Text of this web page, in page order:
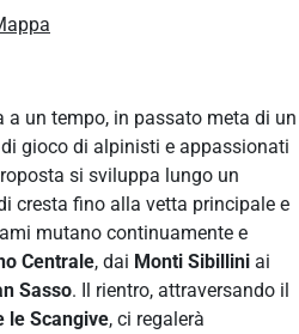
a un tempo, in passato meta di un
gioco di alpinisti e appassionati
si sviluppa lungo un
cresta fino alla vetta principale e
mutano continuamente e
Centrale, dai Monti Sibillini ai
Sasso. Il rientro, attraversando il
le Scangive, ci regalerà